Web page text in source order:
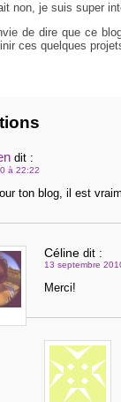
non, je suis super
de dire que ce
ces quelques
dit :
à 22:22
ton blog, il est
Céline dit :
13 septembre
Merci!